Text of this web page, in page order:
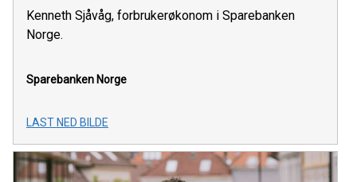
Kenneth Sjåvåg, forbrukerøkonom i Sparebanken
Norge.
Sparebanken Norge
LAST NED BILDE